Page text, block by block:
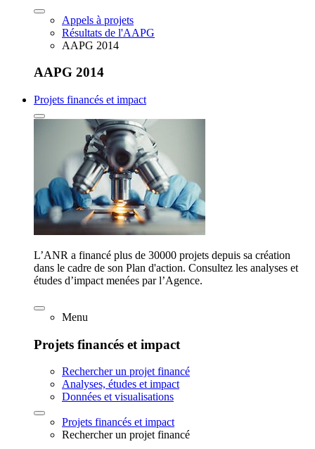
Appels à projets
Résultats de l'AAPG
AAPG 2014
AAPG 2014
Projets financés et impact
L’ANR a financé plus de 30000 projets depuis sa création
dans le cadre de son Plan d'action. Consultez les analyses et
études d’impact menées par l’Agence.
Menu
Projets financés et impact
Rechercher un projet financé
Analyses, études et impact
Données et visualisations
Projets financés et impact
Rechercher un projet financé